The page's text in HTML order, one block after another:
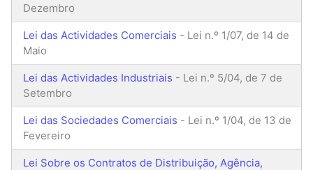
Dezembro
Lei das Actividades Comerciais - Lei n.º 1/07, de 14 de
Maio
Lei das Actividades Industriais - Lei n.º 5/04, de 7 de
Setembro
Lei das Sociedades Comerciais - Lei n.º 1/04, de 13 de
Fevereiro
Lei Sobre os Contratos de Distribuição, Agência,